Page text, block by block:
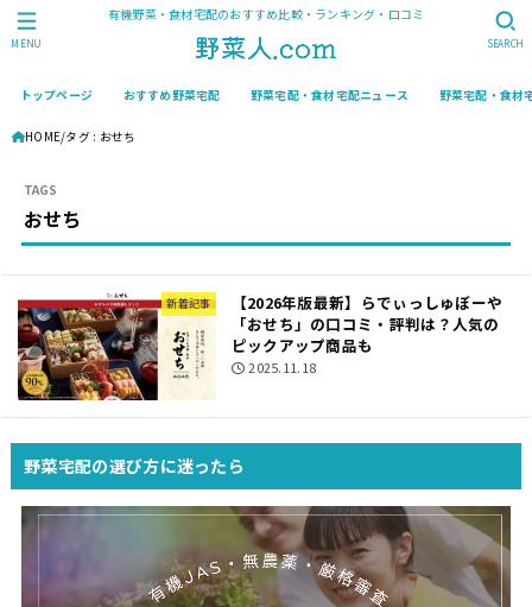
有機野菜・食材宅配のおすすめ比較・ランキング・口コミ
トップページ おすすめ野菜宅配 野菜宅配・食材宅配ニュース 野菜宅配・食材
SEARCH
MENU
HOME タグ : おせち
おせち
新着記事
【2026年版最新】らでぃっしゅぼーや
「おせち」の口コミ・評判は？人気の
ピックアップ商品も
2025.11.18
野菜宅配の選び方に迷ったら